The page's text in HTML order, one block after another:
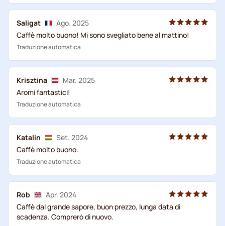
Saligat
Ago. 2025
Caffè molto buono! Mi sono svegliato bene al mattino!
Traduzione automatica
Krisztina
Mar. 2025
Aromi fantastici!
Traduzione automatica
Katalin
Set. 2024
Caffè molto buono.
Traduzione automatica
Rob
Apr. 2024
Caffè dal grande sapore, buon prezzo, lunga data di
scadenza. Comprerò di nuovo.